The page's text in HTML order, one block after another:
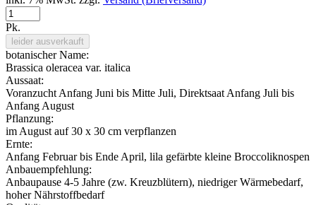
Pk.
leider ausverkauft
botanischer Name:
Brassica oleracea var. italica
Aussaat:
Voranzucht Anfang Juni bis Mitte Juli, Direktsaat Anfang Juli bis
Anfang August
Pflanzung:
im August auf 30 x 30 cm verpflanzen
Ernte:
Anfang Februar bis Ende April, lila gefärbte kleine Broccoliknospen
Anbauempfehlung:
Anbaupause 4-5 Jahre (zw. Kreuzblütern), niedriger Wärmebedarf,
hoher Nährstoffbedarf